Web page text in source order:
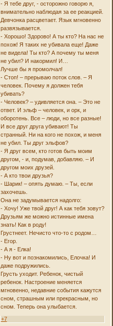
- Я тебе друг, - осторожно говорю я,
внимательно наблюдая за ее реакцией.
Девчонка расцветает. Язык мгновенно
развязывается.
- Хорошо! Здорово! А ты кто? На нас не
похож! Я таких не убивала еще! Даже
не видела! Ты кто? А почему ты меня
не убил? И накормил! И…
Лучше бы я промолчал!
- Стоп! – прерываю поток слов. – Я
человек. Почему я должен тебя
убивать?
- Человек? – удивляется она. – Это не
ответ. И эльф – человек, и орк, и
оборотень. Все – люди, но все разные!
И все друг друга убивают! Ты
странный. Ни на кого не похож, и меня
не убил. Ты друг эльфов?
- Я друг всем, кто готов быть моим
другом, - и, подумав, добавляю. – И
другом моих друзей.
- А кто твои друзья?
- Шарик! – опять думаю. – Ты, если
захочешь.
Она не задумывается надолго:
- Хочу! Уже твой друг! А как тебя зовут?
Друзьям же можно истинные имена
знать! Как в роду!
Грустнеет. Нечисто что-то с родом…
- Егор.
- А я - Елка!
- Ну вот и познакомились, Елочка! И
даже подружились.
Грусть уходит. Ребенок, чистый
ребенок. Настроение меняется
мгновенно, недавние события кажутся
сном, страшным или прекрасным, но
сном. Теперь она улыбается.
+7